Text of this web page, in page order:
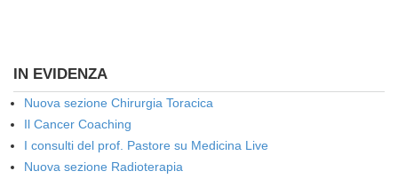
IN EVIDENZA
Nuova sezione Chirurgia Toracica
Il Cancer Coaching
I consulti del prof. Pastore su Medicina Live
Nuova sezione Radioterapia